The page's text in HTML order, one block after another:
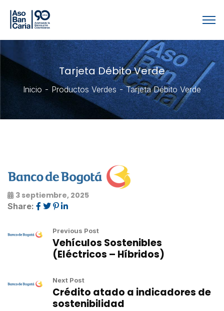
Tarjeta Débito Verde
Inicio Productos Verdes Tarjeta Débito Verde
3 septiembre, 2025
Share:
Previous Post
Vehículos Sostenibles
(Eléctricos – Híbridos)
Next Post
Crédito atado a indicadores de
sostenibilidad